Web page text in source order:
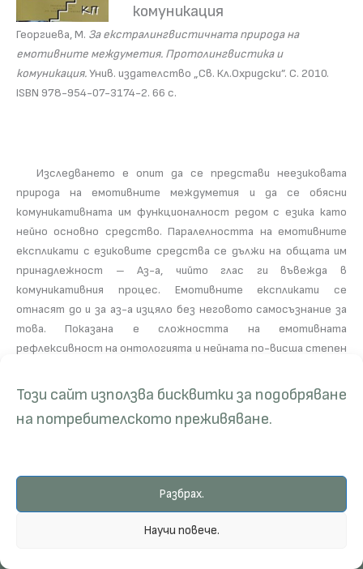
Този сайт използва бисквитки за подобряване
на потребителското преживяване.
Разбрах.
Научи повече.
комуникация
Георгиева, М. За екстралингвистичната природа на
емотивните междуметия. Протолингвистика и
комуникация.Унив. издателство „Св. Кл.Охридски”. С. 2010.
ISBN 978-954-07-3174-2. 66 с.
Изследването е опит да се представи неезиковата
природа на емотивните междуметия и да се обясни
комуникативната им функционалност редом с езика като
нейно основно средство. Паралелността на емотивните
експликати с езиковите средства се дължи на общата им
принадлежност – Аз-а, чийто глас ги въвежда в
комуникативния процес. Емотивните експликати се
отнасят до и за аз-а изцяло без неговото самосъзнание за
това. Показана е сложността на емотивната
рефлексивност на онтологията и нейната по-висша степен